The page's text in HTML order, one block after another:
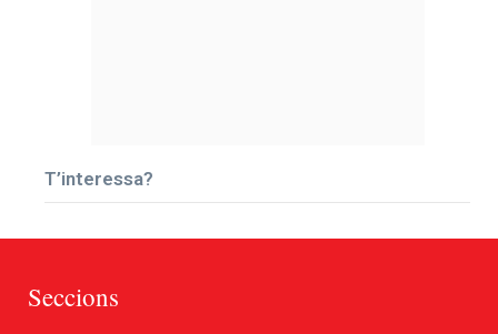
T’interessa?
Seccions